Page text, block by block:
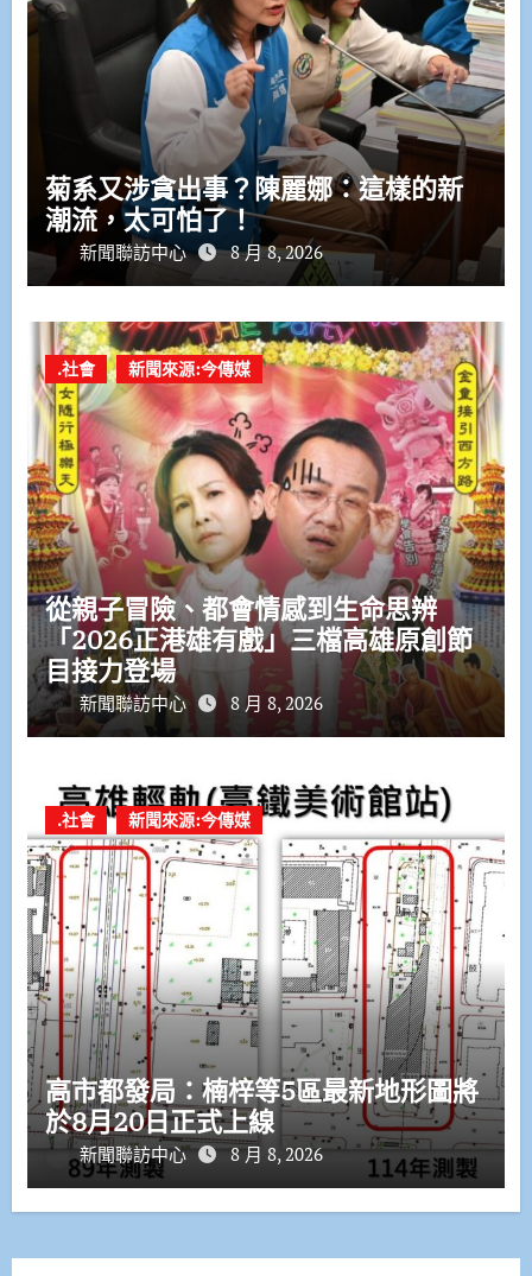
菊系又涉貪出事？陳麗娜：這樣的新
潮流，太可怕了！
新聞聯訪中心 8 月 8, 2026
.社會 新聞來源:今傳媒
從親子冒險、都會情感到生命思辨
「2026正港雄有戲」三檔高雄原創節
目接力登場
新聞聯訪中心 8 月 8, 2026
.社會 新聞來源:今傳媒
高市都發局：楠梓等5區最新地形圖將
於8月20日正式上線
新聞聯訪中心 8 月 8, 2026